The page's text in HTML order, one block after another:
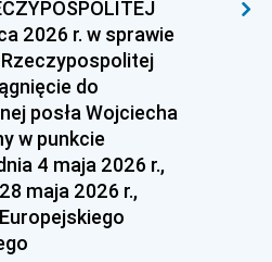
2026 r. w sprawie
do
posła Wojciecha
w punkcie
4 maja 2026 r.,
maja 2026 r.,